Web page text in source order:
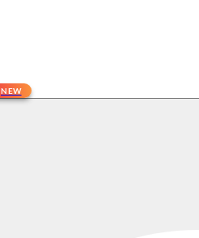
NEW